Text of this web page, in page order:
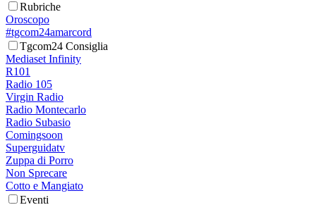
Rubriche
Oroscopo
#tgcom24amarcord
Tgcom24 Consiglia
Mediaset Infinity
R101
Radio 105
Virgin Radio
Radio Montecarlo
Radio Subasio
Comingsoon
Superguidatv
Zuppa di Porro
Non Sprecare
Cotto e Mangiato
Eventi